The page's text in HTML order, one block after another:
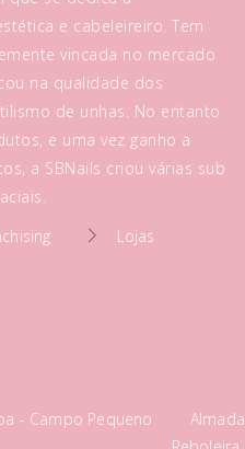
e cabeleireiro. Tem
vincada no mercado
na qualidade dos
de unhas. No entanto
e uma vez ganho a
a SBNails criou várias sub
Lojas
- Campo Pequeno Almada